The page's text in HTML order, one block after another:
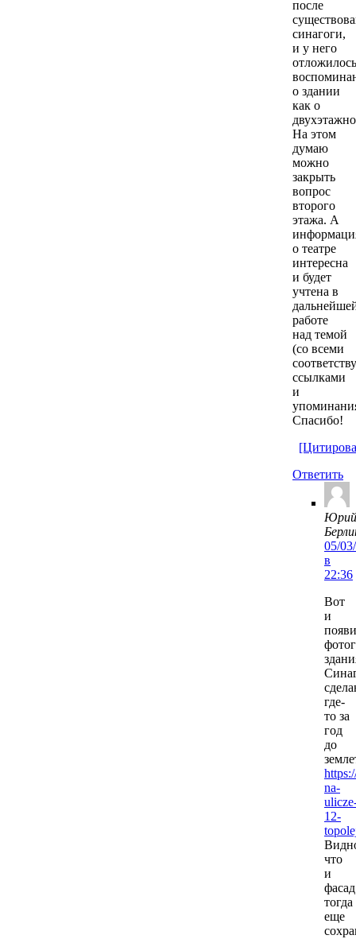
после
синагоги,
и у него
отложилось
о здании
как о
На этом
думаю
можно
закрыть
вопрос
второго
этажа. А
о театре
интересна
и будет
учтена в
работе
над темой
(со всеми
ссылками
и
Спасибо!
Ответить
Юрий
05/
в
22:36
Вот
и
где-
то за
год
до
na-
12-
что
и
фасад
тогда
еще